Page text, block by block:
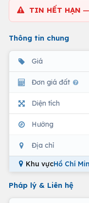
TIN HẾT HẠN
Thông tin chung
Giá
Đơn giá đất
Diện tích
Hướng
Địa chỉ
Khu vựcHồ Chí
Pháp lý & Liên hệ